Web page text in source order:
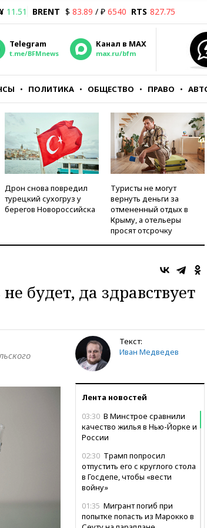
¥ 11.51 BRENT $ 83.89 / ₽ 6540 RTS 827.75
Telegram
t.me/BFMnews
Канал в MAX
max.ru/bfm
ПОЛИТИКА ОБЩЕСТВО ПРАВО
Дрон снова повредил
турецкий сухогруз у
берегов Новороссийска
Туристы не могут
вернуть деньги за
отмененный отдых в
Крыму, а отельеры
просят отсрочку
будет, да здравствует
Текст:
Иван Медведев
Лента новостей
03:30 В Минстрое сравнили
качество жилья в Нью-Йорке и
России
02:30 Трамп попросил
отпустить его с круглого стола
в Госдепе, чтобы «вести
войну»
01:35 Мигрант погиб при
попытке попасть из Марокко в